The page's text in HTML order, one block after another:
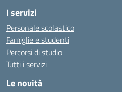
I servizi
Personale scolastico
Famiglie e studenti
Percorsi di studio
Tutti i servizi
Le novità